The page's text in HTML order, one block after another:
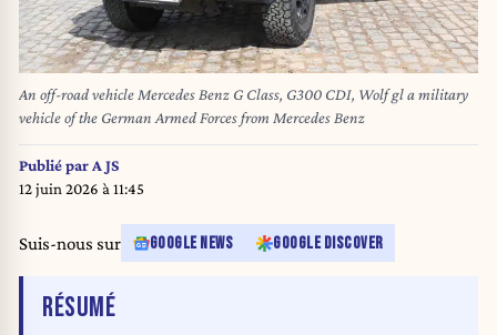
An off-road vehicle Mercedes Benz G Class, G300 CDI, Wolf gl a military
vehicle of the German Armed Forces from Mercedes Benz
Publié parA JS
12 juin 2026 à 11:45
Suis-nous sur GOOGLE NEWS GOOGLE DISCOVER
RÉSUMÉDE L'ARTICLE